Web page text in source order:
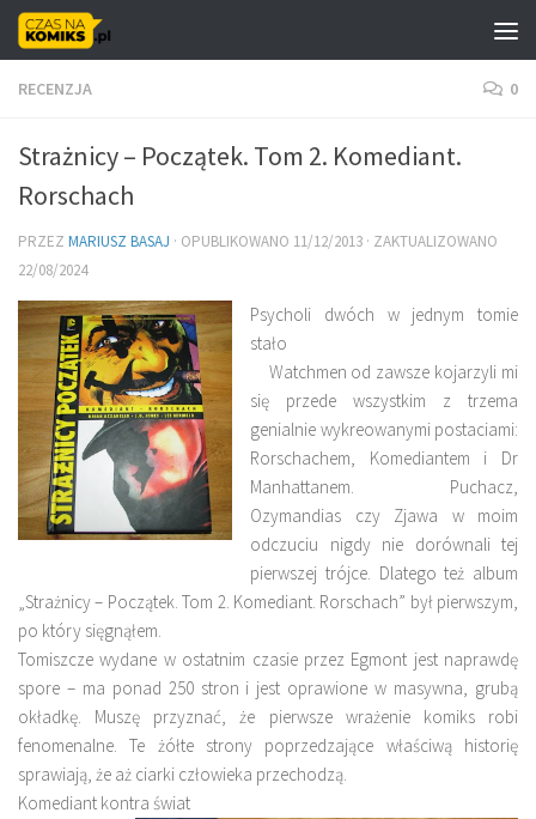
Skip to content
RECENZJA 0
Strażnicy – Początek. Tom 2. Komediant.
Rorschach
PRZEZ MARIUSZ BASAJ · OPUBLIKOWANO 11/12/2013 · ZAKTUALIZOWANO
22/08/2024
Psycholi dwóch w jednym tomie
stało
Watchmen od zawsze kojarzyli mi
się przede wszystkim z trzema
genialnie wykreowanymi postaciami:
Rorschachem, Komediantem i Dr
Manhattanem. Puchacz,
Ozymandias czy Zjawa w moim
odczuciu nigdy nie dorównali tej
pierwszej trójce. Dlatego też album
„Strażnicy – Początek. Tom 2. Komediant. Rorschach” był pierwszym,
po który sięgnąłem.
Tomiszcze wydane w ostatnim czasie przez Egmont jest naprawdę
spore – ma ponad 250 stron i jest oprawione w masywna, grubą
okładkę. Muszę przyznać, że pierwsze wrażenie komiks robi
fenomenalne. Te żółte strony poprzedzające właściwą historię
sprawiają, że aż ciarki człowieka przechodzą.
Komediant kontra świat